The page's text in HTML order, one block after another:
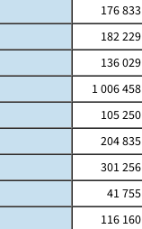
176 833
182 229
136 029
1 006 458
105 250
204 835
301 256
41 755
116 160